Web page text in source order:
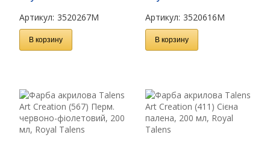
Артикул: 3520267M
В корзину
Артикул: 3520616M
В корзину